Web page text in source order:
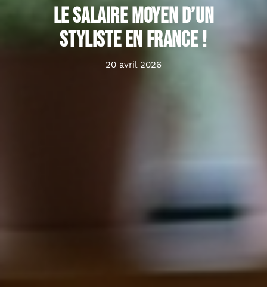
le salaire moyen d’un
styliste en France !
20 avril 2026